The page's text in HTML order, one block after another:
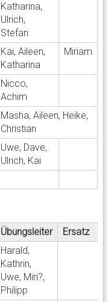
Katharina,
Ulrich,
Stefan
Kai, Aileen,
Katharina
Miriam
Nicco,
Achim
Masha, Aileen, Heike,
Christian
Uwe, Dave,
Ulrich, Kai
Übungsleiter
Ersatz
Harald,
Kathrin,
Uwe, Miri?,
Philipp